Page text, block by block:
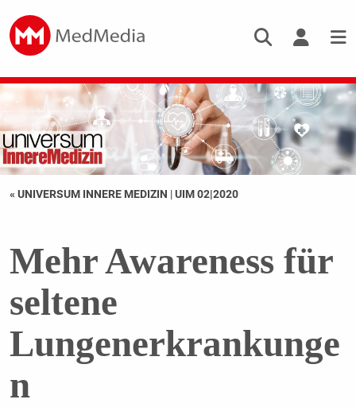
« UNIVERSUM INNERE MEDIZIN |UIM 02|2020
Mehr Awareness für
seltene
Lungenerkrankunge
n